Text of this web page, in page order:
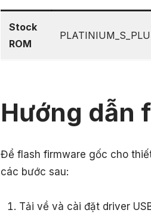
Stock
ROM
Hướng dẫn
Để flash firmware gốc cho
các bước sau:
Tải về và cài đặt driver